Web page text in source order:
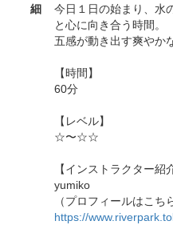
細
今日１日の始まり、水
と心に向き合う時間。
五感が動き出す爽やか
【時間】
60分
【レベル】
☆〜☆☆
【インストラクター紹
yumiko
（プロフィールはこち
https://